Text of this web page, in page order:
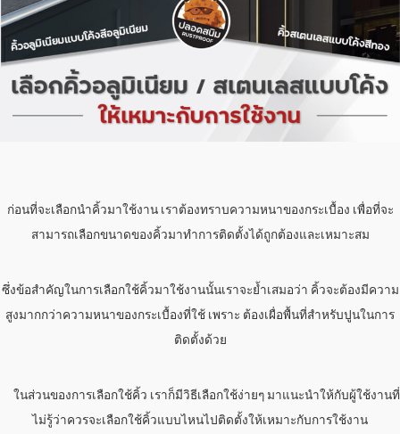
ก่อนที่จะเลือกนำคิ้วมาใช้งาน เราต้องทราบความหนาของกระเบื้อง เพื่อที่จะ
สามารถเลือกขนาดของคิ้วมาทำการติดตั้งได้ถูกต้องและเหมาะสม
ซึ่งข้อสำคัญในการเลือกใช้คิ้วมาใช้งานนั้นเราจะย้ำเสมอว่า คิ้วจะต้องมีความ
สูงมากกว่าความหนาของกระเบื้องที่ใช้ เพราะ ต้องเผื่อพื้นที่สำหรับปูนในการ
ติดตั้งด้วย
ในส่วนของการเลือกใช้คิ้ว เราก็มีวิธีเลือกใช้ง่ายๆ มาแนะนำให้กับผู้ใช้งานที่
ไม่รู้ว่าควรจะเลือกใช้คิ้วแบบไหนไปติดตั้งให้เหมาะกับการใช้งาน